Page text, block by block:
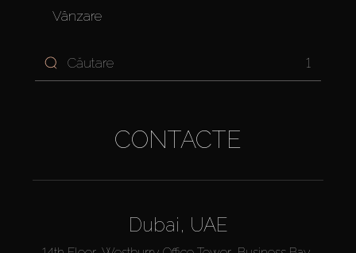
Vânzare
1
CONTACTE
Dubai, UAE